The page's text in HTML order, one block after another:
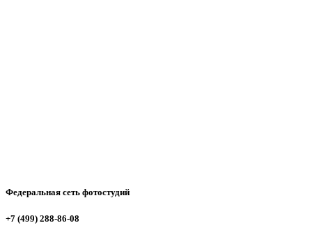
Федеральная сеть фотостудий
+7 (499) 288-86-08